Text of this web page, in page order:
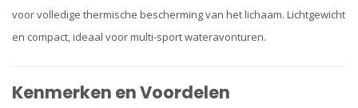
voor volledige thermische bescherming van het lichaam. Lichtgewicht
en compact, ideaal voor multi-sport wateravonturen.
Kenmerken en Voordelen